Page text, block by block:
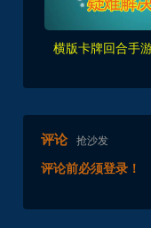
评论 抢沙发
评论前必须登录！